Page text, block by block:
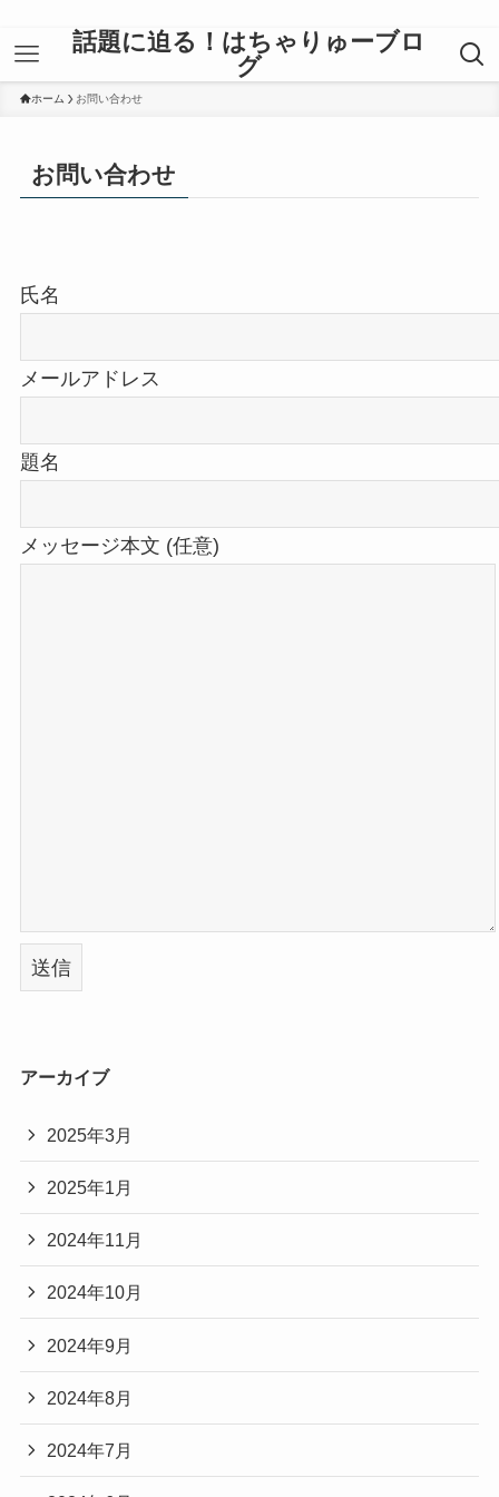
話題に迫る！はちゃりゅーブロ
グ
ホーム お問い合わせ
お問い合わせ
氏名
メールアドレス
題名
メッセージ本文 (任意)
アーカイブ
2025年3月
2025年1月
2024年11月
2024年10月
2024年9月
2024年8月
2024年7月